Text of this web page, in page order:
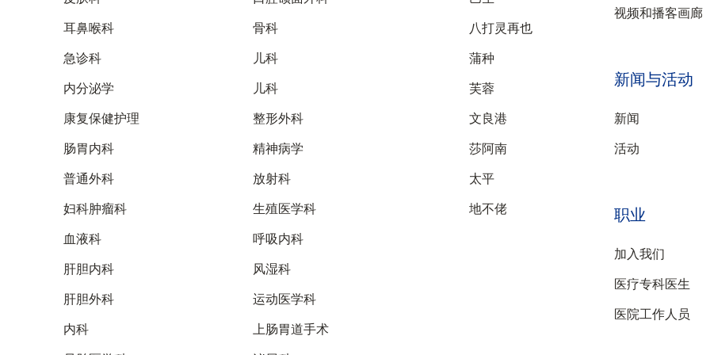
耳鼻喉科
急诊科
内分泌学
康复保健护理
肠胃内科
普通外科
妇科肿瘤科
血液科
肝胆内科
肝胆外科
内科
骨科
儿科
儿科
整形外科
精神病学
放射科
生殖医学科
呼吸内科
风湿科
运动医学科
上肠胃道手术
八打灵再也
蒲种
芙蓉
文良港
莎阿南
太平
地不佬
视频和播客画廊
新闻与活动
新闻
活动
职业
加入我们
医疗专科医生
医院工作人员